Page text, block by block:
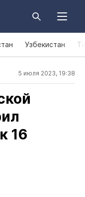
Узбекистан
5 июля 2023, 19:38
16